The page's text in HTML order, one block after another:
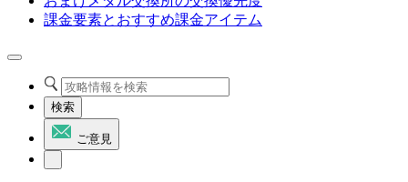
課金要素とおすすめ課金アイテム
検索
ご意見